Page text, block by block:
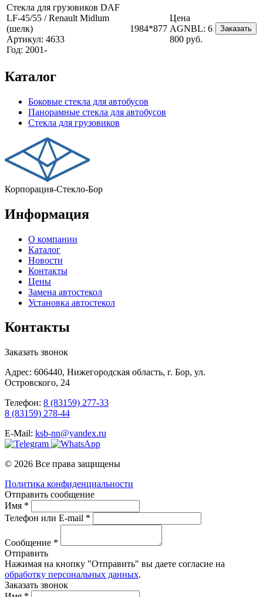
Стекла для грузовиков DAF
LF-45/55 / Renault Midlum
(шелк)
Артикул: 4633
Год: 2001-
1984*877
Цена
AGNBL: 6
800 руб.
Заказать
Каталог
Боковые стекла для автобусов
Панорамные стекла для автобусов
Стекла для грузовиков
Корпорация-Стекло-Бор
Информация
О компании
Каталог
Новости
Контакты
Цены
Замена автостекол
Установка автостекол
Контакты
Заказать звонок
Адрес: 606440, Нижегородская область, г. Бор, ул.
Островского, 24
Телефон: 8 (83159) 277-33
8 (83159) 278-44
E-Mail: ksb-nn@yandex.ru
© 2026 Все права защищены
Политика конфиденциальности
Отправить сообщение
Имя *
Телефон или E-mail *
Сообщение *
Отправить
Нажимая на кнопку "Отправить" вы даете согласие на
обработку персональных данных.
Заказать звонок